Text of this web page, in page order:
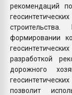
рекомендаций
формировании
разработкой
дорожного
позволит